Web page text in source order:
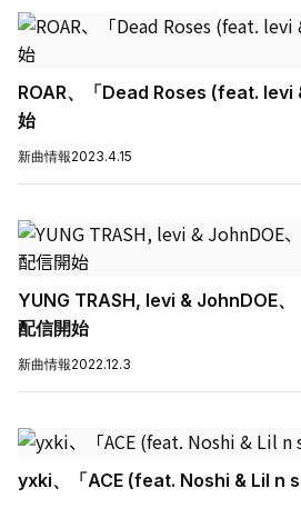
ROAR、「Dead Roses (feat. levi
始
新曲情報2023.4.15
YUNG TRASH, levi & JohnDOE
配信開始
新曲情報2022.12.3
yxki、「ACE (feat. Noshi & Lil n